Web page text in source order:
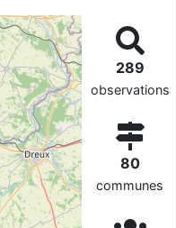
289
observations
80
communes